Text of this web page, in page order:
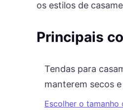
os estilos de
Principais
Tendas para
manterem secos
Escolher o